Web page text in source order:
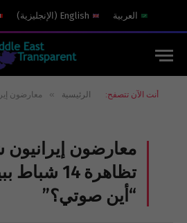
العربية English
( الإنجليزية)
أنت الآن تتصفح: الرئيسية » معارضون إيرانيون
معارضون
تظاهرة 14
“أين صوتي؟”